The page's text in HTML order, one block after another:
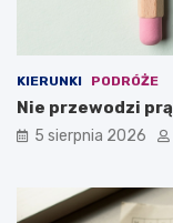
KIERUNKI PODRÓŻE
Nie przewodzi
5 sierpnia 2026